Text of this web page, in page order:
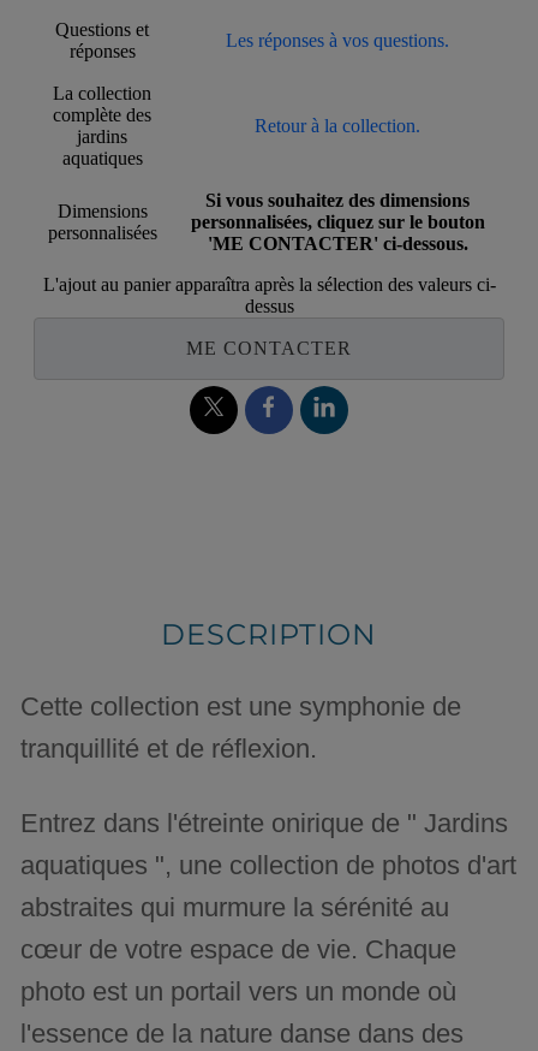
Questions et
réponses
Les réponses à vos questions.
La collection
complète des
jardins
aquatiques
Retour à la collection.
Dimensions
personnalisées
Si vous souhaitez des dimensions
personnalisées, cliquez sur le bouton
'ME CONTACTER' ci-dessous.
L'ajout au panier apparaîtra après la sélection des valeurs ci-
dessus
ME CONTACTER
DESCRIPTION
Cette collection est une symphonie de
tranquillité et de réflexion.
Entrez dans l'étreinte onirique de " Jardins
aquatiques ", une collection de photos d'art
abstraites qui murmure la sérénité au
cœur de votre espace de vie. Chaque
photo est un portail vers un monde où
l'essence de la nature danse dans des